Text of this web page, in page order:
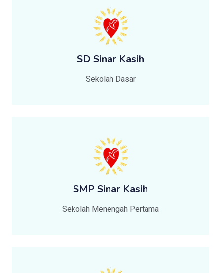
SD Sinar Kasih
Sekolah Dasar
SMP Sinar Kasih
Sekolah Menengah Pertama